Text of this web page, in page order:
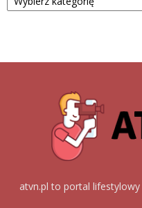
atvn.pl to portal